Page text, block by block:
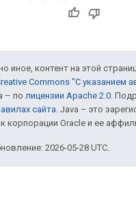
иное, контент на этой
Commons "С указанием
– по лицензии Apache 2.0.
сайта. Java – это
корпорации Oracle и ее
2026-05-28 UTC.